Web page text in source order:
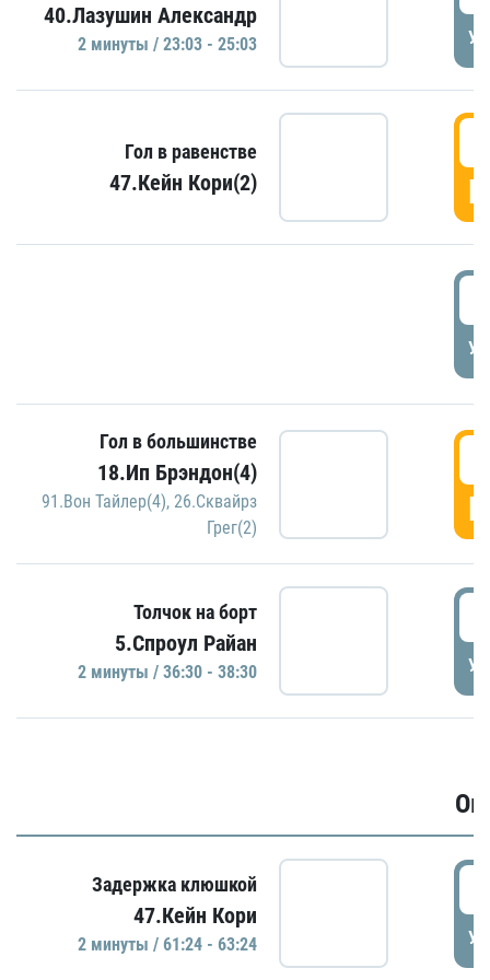
40.Лазушин Александр
2 минуты / 23:03 - 25:03
Гол в равенстве
47.Кейн Кори(2)
Гол в большинстве
18.Ип Брэндон(4)
91.Вон Тайлер(4), 26.Сквайрз
Грег(2)
Толчок на борт
5.Спроул Райан
2 минуты / 36:30 - 38:30
Задержка клюшкой
47.Кейн Кори
2 минуты / 61:24 - 63:24